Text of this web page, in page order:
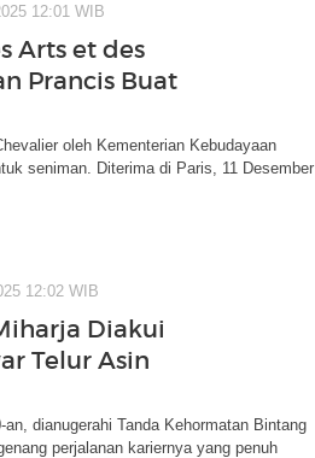
12:01 WIB
Arts et des
Prancis Buat
oleh Kementerian Kebudayaan
seniman. Diterima di Paris, 11 Desember
12:02 WIB
Diakui
Telur Asin
dianugerahi Tanda Kehormatan Bintang
perjalanan kariernya yang penuh